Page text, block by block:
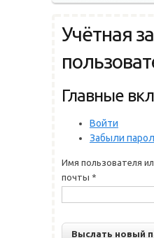
Учётная
Главные
Войти
Забыли
Имя пользователя
почты *